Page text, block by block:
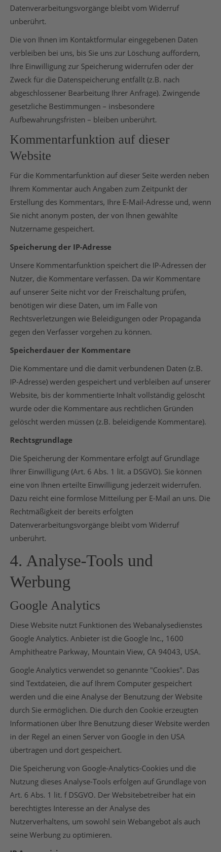
Datenverarbeitungsvorgänge bleibt vom Widerruf
unberührt.
Die von Ihnen im Kontaktformular eingegebenen Daten
verbleiben bei uns, bis Sie uns zur Löschung auffordern,
Ihre Einwilligung zur Speicherung widerrufen oder der
Zweck für die Datenspeicherung entfällt (z.B. nach
abgeschlossener Bearbeitung Ihrer Anfrage). Zwingende
gesetzliche Bestimmungen – insbesondere
Aufbewahrungsfristen – bleiben unberührt.
Kommentarfunktion auf dieser
Website
Für die Kommentarfunktion auf dieser Seite werden neben
Ihrem Kommentar auch Angaben zum Zeitpunkt der
Erstellung des Kommentars, Ihre E-Mail-Adresse und, wenn
Sie nicht anonym posten, der von Ihnen gewählte
Nutzername gespeichert.
Speicherung der IP-Adresse
Unsere Kommentarfunktion speichert die IP-Adressen der
Nutzer, die Kommentare verfassen. Da wir Kommentare
auf unserer Seite nicht vor der Freischaltung prüfen,
benötigen wir diese Daten, um im Falle von
Rechtsverletzungen wie Beleidigungen oder Propaganda
gegen den Verfasser vorgehen zu können.
Speicherdauer der Kommentare
Die Kommentare und die damit verbundenen Daten (z.B.
IP-Adresse) werden gespeichert und verbleiben auf unserer
Website, bis der kommentierte Inhalt vollständig gelöscht
wurde oder die Kommentare aus rechtlichen Gründen
gelöscht werden müssen (z.B. beleidigende Kommentare).
Rechtsgrundlage
Die Speicherung der Kommentare erfolgt auf Grundlage
Ihrer Einwilligung (Art. 6 Abs. 1 lit. a DSGVO). Sie können
eine von Ihnen erteilte Einwilligung jederzeit widerrufen.
Dazu reicht eine formlose Mitteilung per E-Mail an uns. Die
Rechtmäßigkeit der bereits erfolgten
Datenverarbeitungsvorgänge bleibt vom Widerruf
unberührt.
4. Analyse-Tools und
Werbung
Google Analytics
Diese Website nutzt Funktionen des Webanalysedienstes
Google Analytics. Anbieter ist die Google Inc., 1600
Amphitheatre Parkway, Mountain View, CA 94043, USA.
Google Analytics verwendet so genannte "Cookies". Das
sind Textdateien, die auf Ihrem Computer gespeichert
werden und die eine Analyse der Benutzung der Website
durch Sie ermöglichen. Die durch den Cookie erzeugten
Informationen über Ihre Benutzung dieser Website werden
in der Regel an einen Server von Google in den USA
übertragen und dort gespeichert.
Die Speicherung von Google-Analytics-Cookies und die
Nutzung dieses Analyse-Tools erfolgen auf Grundlage von
Art. 6 Abs. 1 lit. f DSGVO. Der Websitebetreiber hat ein
berechtigtes Interesse an der Analyse des
Nutzerverhaltens, um sowohl sein Webangebot als auch
seine Werbung zu optimieren.